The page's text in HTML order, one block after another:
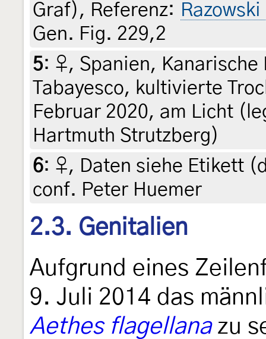
Graf), Referenz:
Gen. Fig. 229,2
5: ♀, Spanien, Kanarische
Tabayesco, kultivierte
Februar 2020, am Licht
Hartmuth Strutzberg)
6: ♀, Daten siehe Etikett
conf. Peter Huemer
2.3. Genitalien
Aufgrund eines
9. Juli 2014 das
Aethes flagellanazu